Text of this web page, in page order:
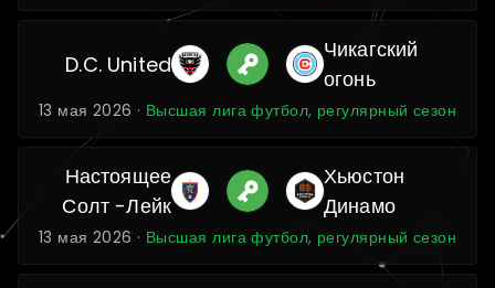
D.C. United
Чикагский
огонь
13 мая 2026 · Высшая лига футбол, регулярный сезон
Настоящее
Солт -Лейк
Хьюстон
Динамо
13 мая 2026 · Высшая лига футбол, регулярный сезон